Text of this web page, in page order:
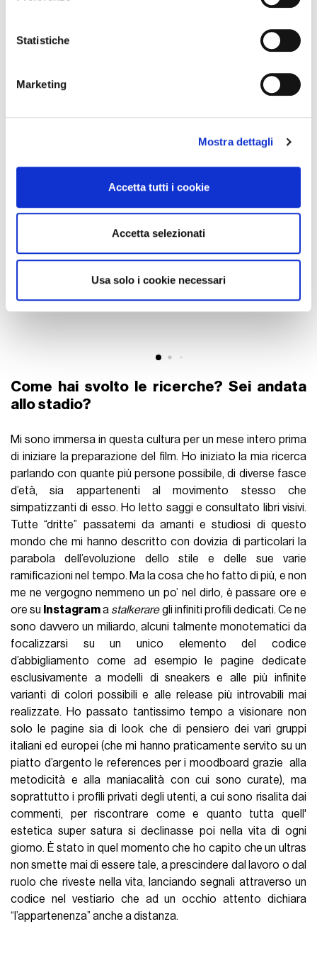
raccogliere informazioni sulla tua posizione
geografica, con un'approssimazione di qualche
Identificare il tuo dispositivo, scansionandolo
Approfondisci come vengono elaborati i tuoi dati personali
dalla Dichiarazione sui cookie.
Utilizziamo i cookie per personalizzare contenuti ed
analizzare il nostro traffico. Condividiamo inoltre
informazioni sul modo in cui utilizza il nostro sito con i
nostri partner che si occupano di analisi dei dati web,
pubblicità e social media, i quali potrebbero combinarle
Statistiche
Marketing
Mostra dettagli
Accetta tutti i cookie
Accetta selezionati
Usa solo i cookie necessari
Come hai svolto le ricerche? Sei andata
allo stadio?
Mi sono immersa in questa cultura per un mese intero prima
di iniziare la preparazione del film. Ho iniziato la mia ricerca
parlando con quante più persone possibile, di diverse fasce
d’età, sia appartenenti al movimento stesso che
simpatizzanti di esso. Ho letto saggi e consultato libri visivi.
Tutte “dritte” passatemi da amanti e studiosi di questo
mondo che mi hanno descritto con dovizia di particolari la
parabola dell’evoluzione dello stile e delle sue varie
ramificazioni nel tempo. Ma la cosa che ho fatto di più, e non
me ne vergogno nemmeno un po’ nel dirlo, è passare ore e
ore su Instagrama stalkeraregli infiniti profili dedicati. Ce ne
sono davvero un miliardo, alcuni talmente monotematici da
focalizzarsi su un unico elemento del codice
d’abbigliamento come ad esempio le pagine dedicate
esclusivamente a modelli di sneakers e alle più infinite
varianti di colori possibili e alle release più introvabili mai
realizzate. Ho passato tantissimo tempo a visionare non
solo le pagine sia di look che di pensiero dei vari gruppi
italiani ed europei (che mi hanno praticamente servito su un
piatto d’argento le references per i moodboard grazie alla
metodicità e alla maniacalità con cui sono curate), ma
soprattutto i profili privati degli utenti, a cui sono risalita dai
commenti, per riscontrare come e quanto tutta quell'
estetica super satura si declinasse poi nella vita di ogni
giorno. È stato in quel momento che ho capito che un ultras
non smette mai di essere tale, a prescindere dal lavoro o dal
ruolo che riveste nella vita, lanciando segnali attraverso un
codice nel vestiario che ad un occhio attento dichiara
“l’appartenenza” anche a distanza.